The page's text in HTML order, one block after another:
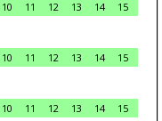
10 11 12 13 14
15
10 11 12 13 14
15
10 11 12 13 14
15